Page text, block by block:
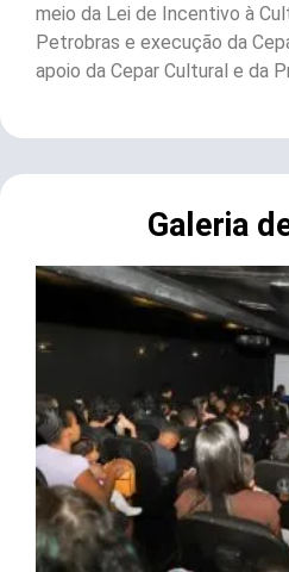
meio da Lei de Incentivo à
Petrobras e execução da
apoio da Cepar Cultural e da
Galeria